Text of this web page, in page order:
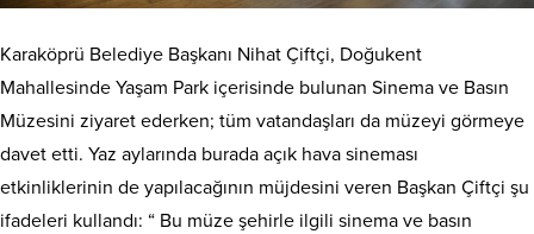
Karaköprü Belediye Başkanı Nihat Çiftçi, Doğukent
Mahallesinde Yaşam Park içerisinde bulunan Sinema ve Basın
Müzesini ziyaret ederken; tüm vatandaşları da müzeyi görmeye
davet etti. Yaz aylarında burada açık hava sineması
etkinliklerinin de yapılacağının müjdesini veren Başkan Çiftçi şu
ifadeleri kullandı: “ Bu müze şehirle ilgili sinema ve basın